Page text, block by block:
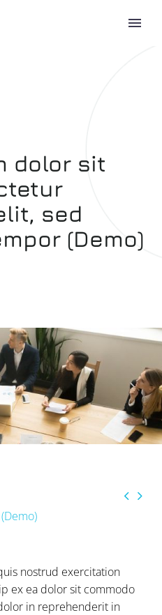
dolor sit
sed
(Demo)
 
nostrud exercitation
ex ea dolor sit commodo
in reprehenderit in